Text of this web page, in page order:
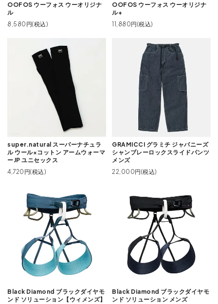
OOFOS ウーフォス ウーオリジナ
ル
8,580円(税込)
OOFOS ウーフォス ウーオリジナ
ル+
11,880円(税込)
super.natural スーパーナチュラ
ル ウール×コットン アームウォーマ
ーJP ユニセックス
4,720円(税込)
GRAMICCI グラミチ ジャパニーズ
シャンブレーロックスライドパンツ
メンズ
22,000円(税込)
Black Diamond ブラックダイヤモ
ンド ソリューション【ウィメンズ】
Black Diamond ブラックダイヤモ
ンド ソリューション メンズ